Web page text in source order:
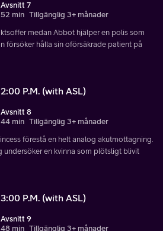
Avsnitt 7
52 min Tillgänglig 3+ månader
medan Abbot hjälper en polis som
försöker hålla sin oförsäkrade patient på
2:00 P.M. (with ASL)
Avsnitt 8
44 min Tillgänglig 3+ månader
förestå en helt analog akutmottagning.
undersöker en kvinna som plötsligt blivit
3:00 P.M. (with ASL)
Avsnitt 9
48 min Tillgänglig 3+ månader